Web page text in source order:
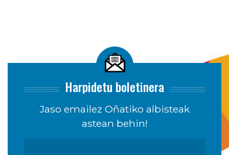
Harpidetu boletinera
Jaso emailez Oñatiko albisteak
astean behin!